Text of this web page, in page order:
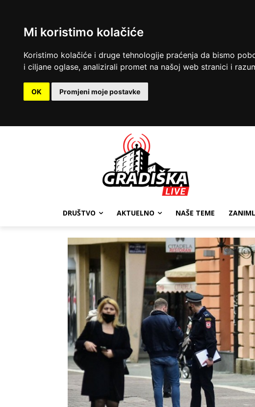
Mi koristimo kolačiće
Koristimo kolačiće i druge tehnologije praćenja da bismo
i ciljane oglase, analizirali promet na našoj web stranici i
OK Promjeni moje postavke
DRUŠTVO AKTUELNO NAŠE TEME